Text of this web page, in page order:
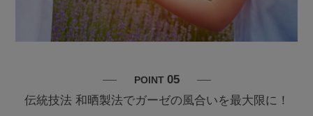
POINT 05
伝統技法 和晒製法でガーゼの風合いを最大限に！